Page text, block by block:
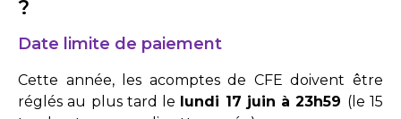
?
Date limite de paiement
Cette année, les acomptes de CFE doivent être
réglés au plus tard le
lundi 17 juin à 23h59 (le 15